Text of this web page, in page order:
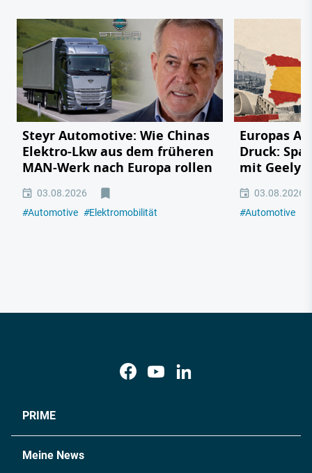
Steyr Automotive: Wie Chinas
Elektro-Lkw aus dem früheren
MAN-Werk nach Europa rollen
03.08.2026
#Automotive #Elektromobilität
Europas
Druck:
mit Geely,
03.08.2026
#Automotive
PRIME
Meine News